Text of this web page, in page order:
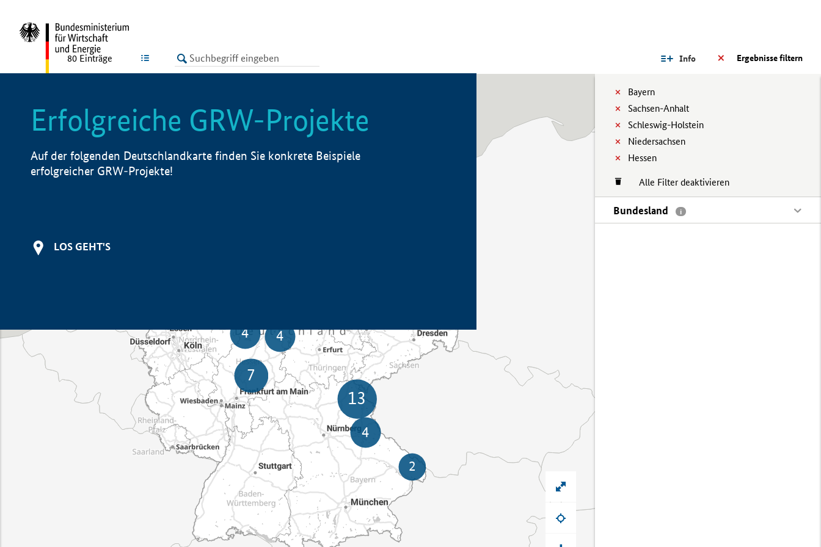
LISTE Ergebnisse filtern
Info
Bayern
Sachsen-Anhalt
Schleswig-Holstein
Niedersachsen
Hessen
Alle Filter deaktivieren
Bundesland i
80 Einträge
Erfolgreiche GRW-Projekte
Auf der folgenden Deutschlandkarte finden Sie konkrete Beispiele
erfolgreicher GRW-Projekte!
LOS GEHT'S